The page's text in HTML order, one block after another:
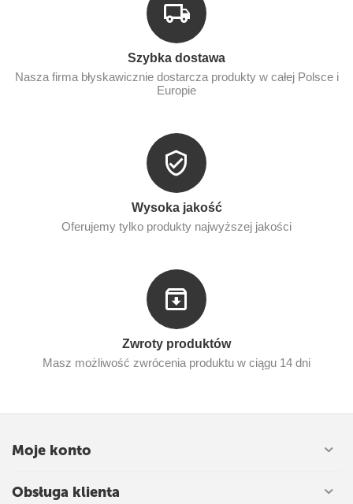
Szybka dostawa
Nasza firma błyskawicznie dostarcza produkty w całej Polsce i
Europie
Wysoka jakość
Oferujemy tylko produkty najwyższej jakości
Zwroty produktów
Masz możliwość zwrócenia produktu w ciągu 14 dni
Moje konto
Obsługa klienta